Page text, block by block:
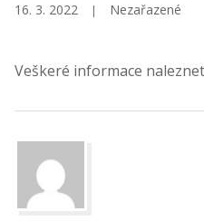
16. 3. 2022 Nezařazené
Veškeré informace